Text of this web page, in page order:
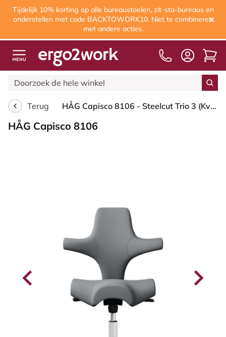
Tijdelijk 10% korting op alle bureaustoelen, zit-sta-bureaus en
onderstellen met code BACKTOWORK10. Niet te combineren
met andere acties.
Terug HÅG Capisco 8106 - Steelcut Trio 3 (Kvadrat) - Wol / Polyamide - STT153 - Grey - Framekleur - Wit - Gasveer - 150 mm (Zithoogte 40-55cm) - Vloercontact - Zachte wielen t.b.v. harde vloeren - Voetenring - Nee, geen voetenring - Voetster - Ja, voetster i...
HÅG Capisco 8106